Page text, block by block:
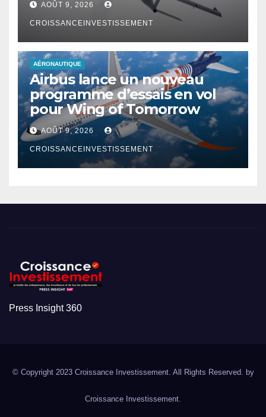
AOÛT 9, 2026
CROISSANCEINVESTISSEMENT
AÉRONAUTIQUE
Airbus lance un nouveau
programme d’essais en vol
pour Wing of Tomorrow
AOÛT 9, 2026
CROISSANCEINVESTISSEMENT
Press Insight 360
© Copyright 2023 Croissance Investissement. All Rights Reserved. by
Croissance Investissement.